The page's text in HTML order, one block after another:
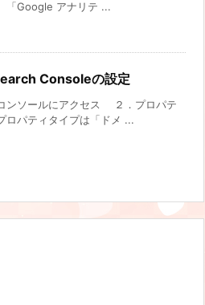
「Google アナリテ ...
Consoleの設定
ンソールにアクセス ２．プロパテ
ロパティタイプは「ドメ ...